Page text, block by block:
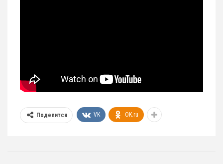
Поделится VK OK.ru